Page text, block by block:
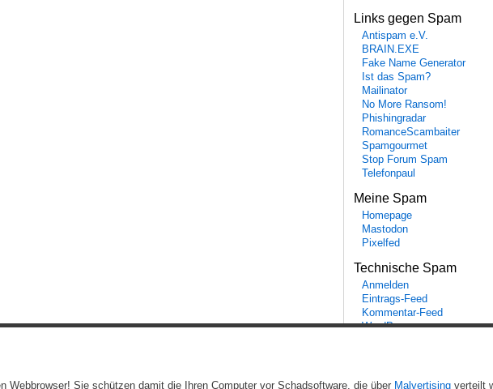
Links gegen Spam
Antispam e.V.
BRAIN.EXE
Fake Name Generator
Ist das Spam?
Mailinator
No More Ransom!
Phishingradar
RomanceScambaiter
Spamgourmet
Stop Forum Spam
Telefonpaul
Meine Spam
Homepage
Mastodon
Pixelfed
Technische Spam
Anmelden
Eintrags-Feed
Kommentar-Feed
WordPress.org
Beiträge (RSS)undKommentare (RSS).
Sie schützen damit die Ihren Computer vor Schadsoftware, die über Malvertising verteilt